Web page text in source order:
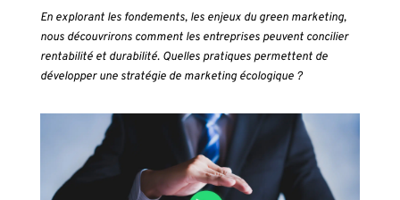
En explorant les fondements, les enjeux du green marketing,
nous découvrirons comment les entreprises peuvent concilier
rentabilité et durabilité. Quelles pratiques permettent de
développer une stratégie de marketing écologique ?